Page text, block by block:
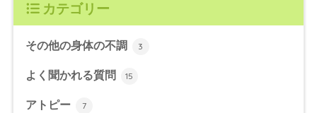
カテゴリー
その他の身体の不調 3
よく聞かれる質問 15
アトピー 7